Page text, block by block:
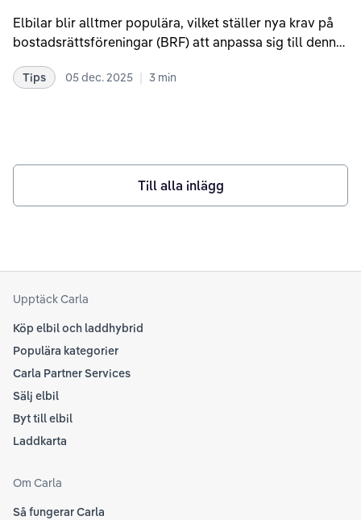
Elbilar blir alltmer populära, vilket ställer nya krav på
bostadsrättsföreningar (BRF) att anpassa sig till denna
installationen av laddstolpar. I denna artikel kommer vi
Tips 05 dec. 2025 | 3 min
Till alla inlägg
Upptäck Carla
Köp elbil och laddhybrid
Populära kategorier
Carla Partner Services
Sälj elbil
Byt till elbil
Laddkarta
Om Carla
Så fungerar Carla